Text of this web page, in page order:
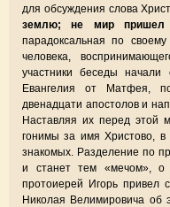
для обсуждения слова
землю; не мир пришел
парадоксальная по
человека,
участники беседы
Евангелия от Матфея,
двенадцати апостолов и
Наставляя их перед этой
гонимы за имя Христово, в
знакомых. Разделение по
и станет тем «мечом», о
протоиерей Игорь привел
Николая Велимировича об